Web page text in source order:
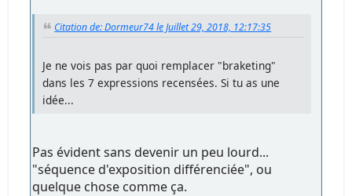
Citation de: Dormeur74 le Juillet 29, 2018, 12:17:35
Je ne vois pas par quoi remplacer "braketing"
dans les 7 expressions recensées. Si tu as une
idée...
Pas évident sans devenir un peu lourd...
"séquence d'exposition différenciée", ou
quelque chose comme ça.